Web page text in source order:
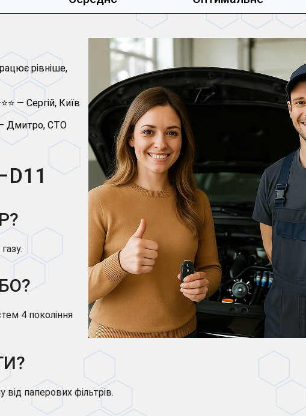
рівніше,
— Сергій, Київ
— Дмитро, СТО
4 покоління
паперових фільтрів.